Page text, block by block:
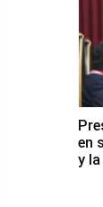
en
y